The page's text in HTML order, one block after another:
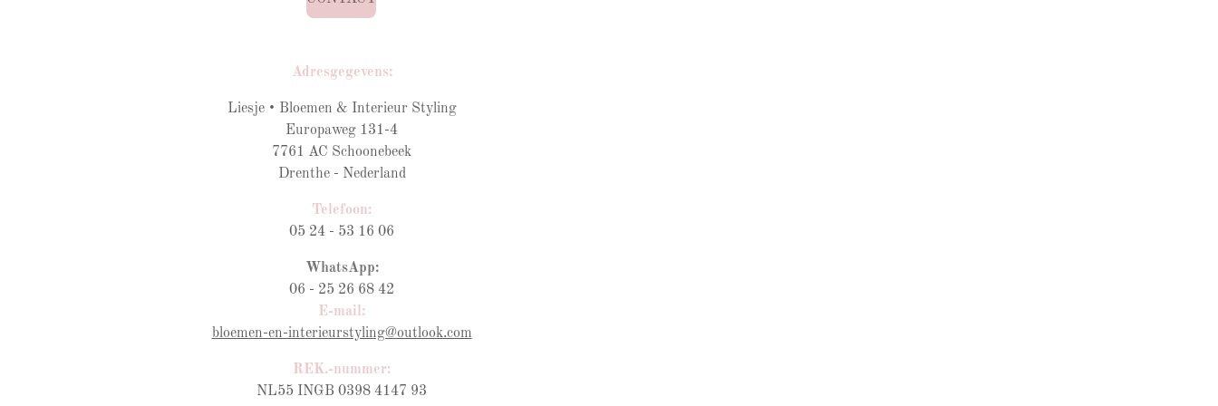
Adresgegevens:
Liesje • Bloemen & Interieur Styling
Europaweg 131-4
7761 AC Schoonebeek
Drenthe - Nederland
Telefoon:
05 24 - 53 16 06
WhatsApp:
06 - 25 26 68 42
E-mail:
bloemen-en-interieurstyling@outlook.com
REK.-nummer:
NL55 INGB 0398 4147 93